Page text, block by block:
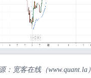
：宽客在线（www.quant.la）